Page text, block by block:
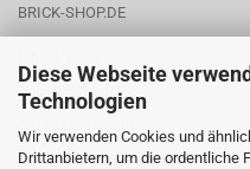
Diese Webseite
Technologien
Wir verwenden Cookies und
Drittanbietern, um die ordentliche
BRICK-SHOP.DE
Zum Rittergut 28
06188 Landsberg
Tel.-Nr.: 0176-53788219